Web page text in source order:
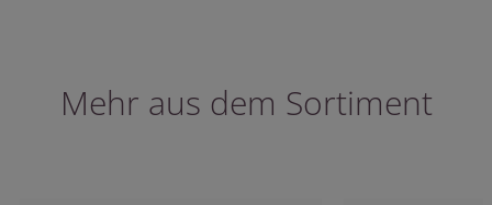
Mehr aus dem Sortiment